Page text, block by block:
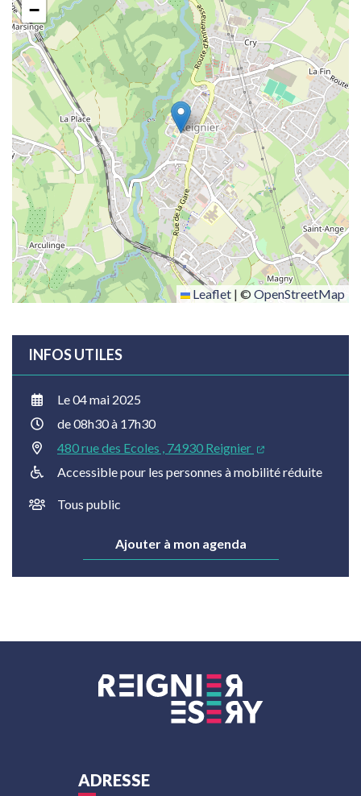
−
Leaflet | © OpenStreetMap
INFOS UTILES
Le04mai 2025
de 08h30 à 17h30
480 rue des Ecoles , 74930 Reignier
Accessible pour les personnes à mobilité réduite
Tous public
Ajouter à mon agenda
ADRESSE